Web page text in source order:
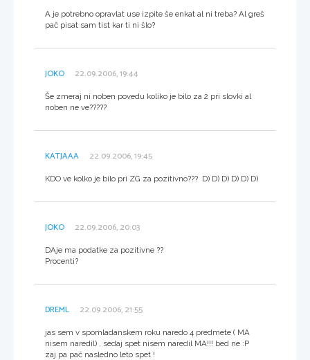
A je potrebno opravlat use izpite še enkat al ni treba? Al greš
pač pisat sam tist kar ti ni šlo?
JOKO 22.09.2006, 19:44
Še zmeraj ni noben povedu koliko je bilo za 2 pri slovki al
noben ne ve?????
KATJAAA 22.09.2006, 19:45
KDO ve kolko je bilo pri ZG za pozitivno??? D) D) D) D) D) D)
JOKO 22.09.2006, 20:03
DAje ma podatke za pozitivne ??
Procenti?
DREML 22.09.2006, 21:55
jas sem v spomladanskem roku naredo 4 predmete ( MA
nisem naredil) , sedaj spet nisem naredil MA!!! bed ne :P
zaj pa pač nasledno leto spet !